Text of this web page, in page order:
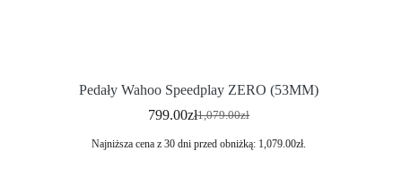
Pedały Wahoo Speedplay ZERO (53MM)
1,079.00zł
799.00zł
Najniższa cena z 30 dni przed obniżką: 1,079.00zł.